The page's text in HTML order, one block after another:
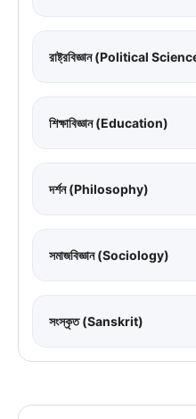
রাষ্ট্রবিজ্ঞান (Political
শিক্ষাবিজ্ঞান (Education)
দর্শন (Philosophy)
সমাজবিজ্ঞান (Sociology)
সংস্কৃত (Sanskrit)